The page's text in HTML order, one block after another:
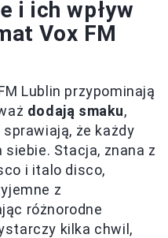
i ich wpływ
Vox FM
Lublin przypominają
dodają smaku,
że każdy
Stacja, znana z
i italo disco,
z
różnorodne
kilka chwil,